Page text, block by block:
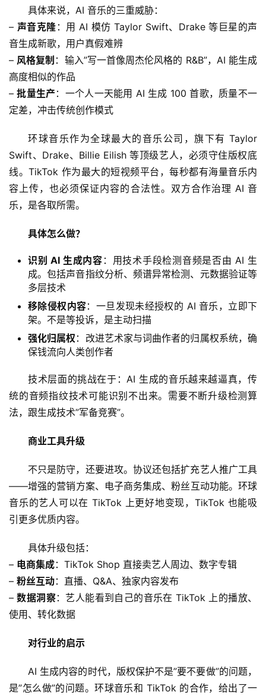
项
目
行
具体来说，AI 音乐的三重威胁：
– 声音克隆 ：用 AI 模仿 Taylor Swift、Drake 等巨星的声
音生成新歌，用户真假难辨
– 风格复制 ：输入”写一首像周杰伦风格的 R&B”，AI 能生成
高度相似的作品
– 批量生产 ：一个人一天能用 AI 生成 100 首歌，质量不一
定差，冲击传统创作模式
环球音乐作为全球最大的音乐公司，旗下有 Taylor
Swift、Drake、Billie Eilish 等顶级艺人，必须守住版权底
线。TikTok 作为最大的短视频平台，每秒都有海量音乐内
容上传，也必须保证内容的合法性。双方合作治理 AI 音
乐，是各取所需。
具体怎么做？
识别 AI 生成内容 ：用技术手段检测音频是否由 AI 生
成。包括声音指纹分析、频谱异常检测、元数据验证等
多层技术
移除侵权内容：一旦发现未经授权的 AI 音乐，立即下
架。不是等投诉，是主动扫描
强化归属权 ：改进艺术家与词曲作者的归属权系统，确
保钱流向人类创作者
技术层面的挑战在于：AI 生成的音乐越来越逼真，传
统的音频指纹技术可能识别不出来。需要不断升级检测算
法，跟生成技术”军备竞赛”。
商业工具升级
不只是防守，还要进攻。协议还包括扩充艺人推广工具
——增强的营销方案、电子商务集成、粉丝互动功能。环球
音乐的艺人可以在 TikTok 上更好地变现，TikTok 也能吸
引更多优质内容。
具体升级包括：
– 电商集成：TikTok Shop 直接卖艺人周边、数字专辑
– 粉丝互动：直播、Q&A、独家内容发布
– 数据洞察：艺人能看到自己的音乐在 TikTok 上的播放、
使用、转化数据
对行业的启示
AI 生成内容的时代，版权保护不是”要不要做”的问题，
是”怎么做”的问题。环球音乐和 TikTok 的合作，给出了一